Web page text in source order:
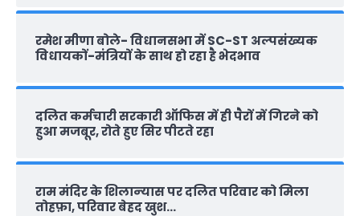
रमेश मीणा बोले- विधानसभा में SC-ST अल्पसंख्यक
विधायकों-मंत्रियों के साथ हो रहा है भेदभाव
दलित कर्मचारी सरकारी ऑफ‍िस में ही पैरों में गिरने को
हुआ मजबूर, रोते हुए सिर पीटते रहा
राम मंदिर के शिलान्‍यास पर दलित परिवार को मिला
तोहफ़ा, परिवार बेहद खुश…